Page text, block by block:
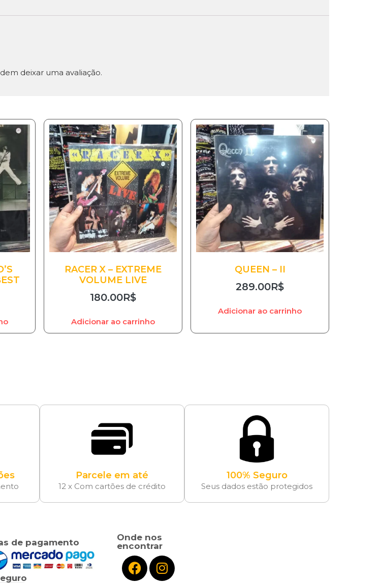
deixar uma avaliação.
RACER X – EXTREME
VOLUME LIVE
180.00R$
Adicionar ao carrinho
QUEEN – II
289.00R$
Adicionar ao carrinho
Parcele em até
12 x Com cartões de crédito
100% Seguro
Seus dados estão protegidos
de pagamento
Onde nos
encontrar